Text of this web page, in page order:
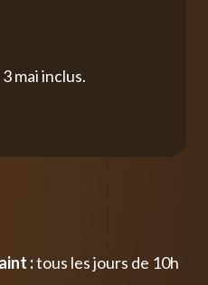
mai inclus.
:tous les jours de 10h